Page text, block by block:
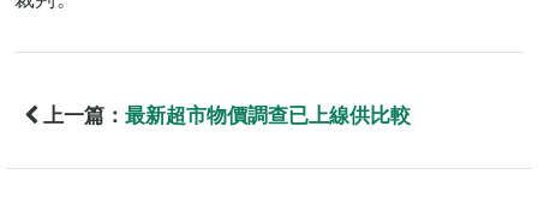
上一篇： 最新超市物價調查已上線供比較